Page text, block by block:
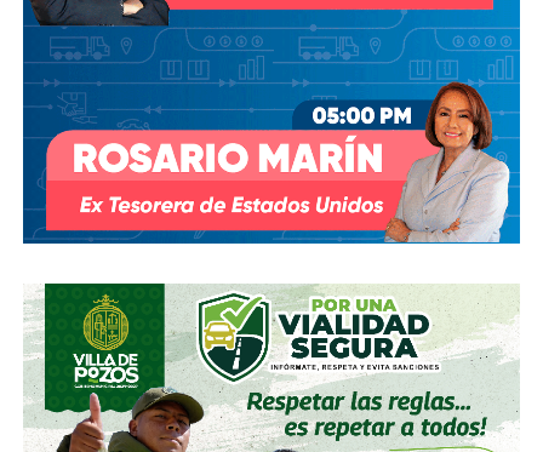
trámite documentado; y desde 2025, la Comisión Nacional
del Agua asegura estar “evaluando” el retiro de la
concesión, hasta el momento, sin resolución.
También lee:Diputada pide poner un alto a la empresa de
El Realito